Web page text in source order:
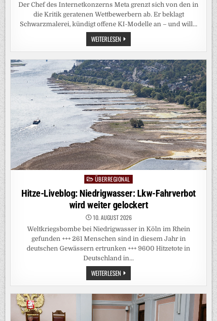
Der Chef des Internetkonzerns Meta grenzt sich von den in
die Kritik geratenen Wettbewerbern ab. Er beklagt
Schwarzmalerei, kündigt offene KI-Modelle an – und will…
WEITERLESEN KÜNSTLICHE
INTELLIGENZ:
MARK
ZUCKERBERGS
KI-
MANIFEST
–
GEGEN
OPEN
AI
UND
ANTHROPIC
Posted
in
ÜBERREGIONAL
Hitze-Liveblog: Niedrigwasser: Lkw-Fahrverbot
wird weiter gelockert
10. AUGUST 2026
Weltkriegsbombe bei Niedrigwasser in Köln im Rhein
gefunden +++ 261 Menschen sind in diesem Jahr in
deutschen Gewässern ertrunken +++ 9600 Hitzetote in
Deutschland in…
WEITERLESEN HITZE-
LIVEBLOG:
NIEDRIGWASSER:
LKW-
FAHRVERBOT
WIRD
WEITER
GELOCKERT